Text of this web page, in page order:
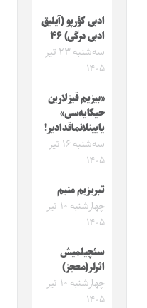
ادبی کؤرپو (آیلیق
ادبی درگی) ۴۶
سه‌شنبه ۲۳ تیر
۱۴۰۵
«بیزیم قیزلارین
حیکایه‌سی»
یایینلانماقدادیر!
سه‌شنبه ۱۶ تیر
۱۴۰۵
تبریزیم منیم
چهارشنبه ۱۰ تیر
۱۴۰۵
سئچیلمیش
اثرلر(معجز)
چهارشنبه ۱۰ تیر
۱۴۰۵